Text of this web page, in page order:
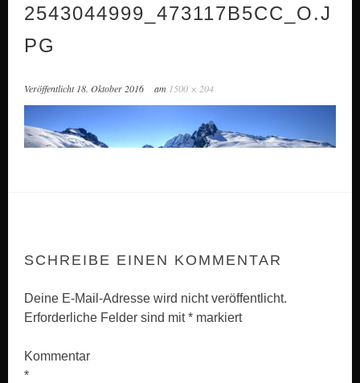
2543044999_473117B5CC_O.J
PG
Veröffentlicht18. Oktober 2016 am 1500 × 204
SCHREIBE EINEN KOMMENTAR
Deine E-Mail-Adresse wird nicht veröffentlicht.
Erforderliche Felder sind mit* markiert
Kommentar
*